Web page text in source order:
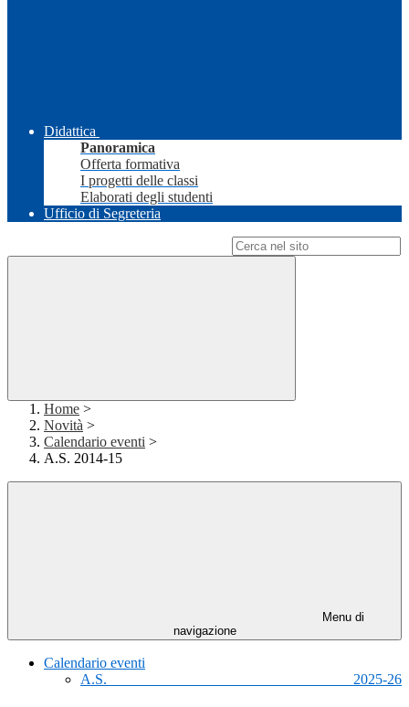
Didattica
Panoramica
Offerta formativa
I progetti delle classi
Elaborati degli studenti
Ufficio di Segreteria
Home >
Novità >
Calendario eventi >
A.S. 2014-15
Menu di
navigazione
Calendario eventi
A.S. 2025-26